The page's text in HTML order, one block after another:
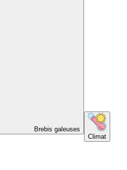
Brebis galeuses
Climat